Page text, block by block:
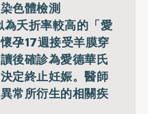
色體檢測
為夭折率較高的「愛
孕17週接受羊膜穿
後確診為愛德華氏
定終止妊娠。醫師
常所衍生的相關疾